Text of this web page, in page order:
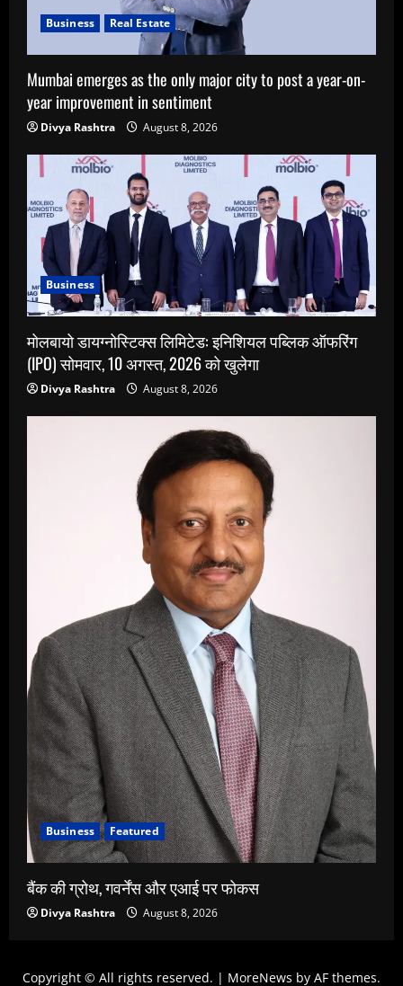
Business Real Estate
Mumbai emerges as the only major city to post a year-on-
year improvement in sentiment
Divya Rashtra August 8, 2026
Business
मोलबायो डायग्नोस्टिक्स लिमिटेड: इनिशियल पब्लिक ऑफरिंग
(IPO) सोमवार, 10 अगस्त, 2026 को खुलेगा
Divya Rashtra August 8, 2026
Business Featured
बैंक की ग्रोथ, गवर्नेंस और एआई पर फोकस
Divya Rashtra August 8, 2026
Copyright © All rights reserved. | MoreNews by AF themes.